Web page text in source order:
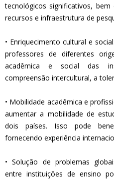
tecnológicos significativos,
recursos e infraestrutura de
• Enriquecimento cultural e
professores de diferentes
acadêmica e social das
compreensão intercultural, a
• Mobilidade acadêmica e
aumentar a mobilidade de
dois países. Isso pode
fornecendo experiência
• Solução de problemas
entre instituições de ensino